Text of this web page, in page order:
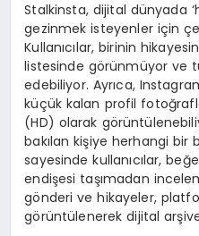
Stalkinsta, dijital dünyada
gezinmek isteyenler için
Kullanıcılar, birinin
listesinde görünmüyor ve
edebiliyor. Ayrıca,
küçük kalan profil
(HD) olarak
bakılan kişiye herhangi
sayesinde kullanıcılar,
endişesi taşımadan
gönderi ve hikayeler,
görüntülenerek dijital